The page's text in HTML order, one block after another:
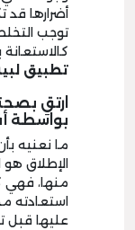
أضرارها قد
توجب
كالاستعانة
تطبيق
ارتقِ
بواسطة
ما نعنيه
الإطلاق
منها، فهي
استعادته
عليها قبل